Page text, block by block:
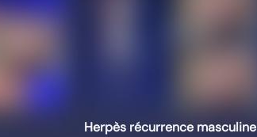
Herpès récurrence masculine